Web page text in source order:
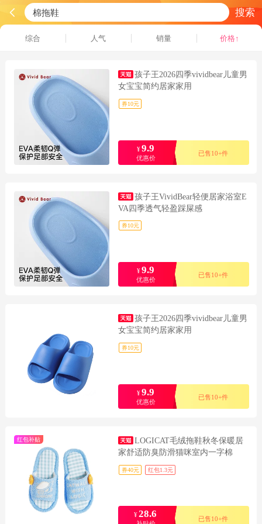
搜索
综合 人气 销量 价格↑
孩子王2026四季vividbear儿童男
女宝宝简约居家家用
券10元
¥9.9
优惠价
已售10+件
孩子王VividBear轻便居家浴室E
VA四季透气轻盈踩屎感
券10元
¥9.9
优惠价
已售10+件
孩子王2026四季vividbear儿童男
女宝宝简约居家家用
券10元
¥9.9
优惠价
已售10+件
红包补贴
LOGICAT毛绒拖鞋秋冬保暖居
家舒适防臭防滑猫咪室内一字棉
券40元 红包1.3元
¥ 28.6 已售10+件